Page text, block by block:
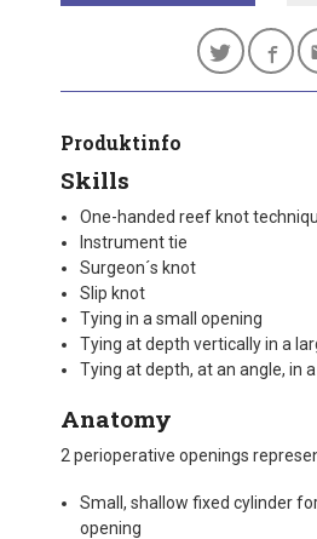
Produktinfo
Skills
One-handed reef knot
Instrument tie
Surgeon´s knot
Slip knot
Tying in a small opening
Tying at depth vertically in a
Tying at depth, at an angle, in
Anatomy
2 perioperative openings
Small, shallow fixed cylinder
opening